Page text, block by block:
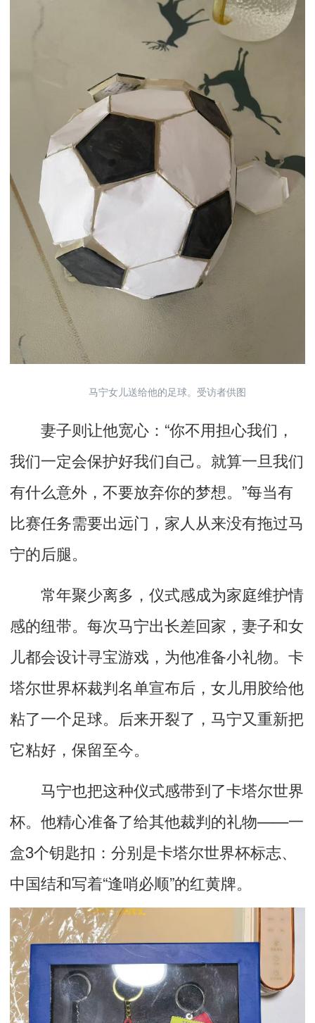
马宁女儿送给他的足球。受访者供图
妻子则让他宽心：“你不用担心我们，
我们一定会保护好我们自己。就算一旦我们
有什么意外，不要放弃你的梦想。”每当有
比赛任务需要出远门，家人从来没有拖过马
宁的后腿。
常年聚少离多，仪式感成为家庭维护情
感的纽带。每次马宁出长差回家，妻子和女
儿都会设计寻宝游戏，为他准备小礼物。卡
塔尔世界杯裁判名单宣布后，女儿用胶给他
粘了一个足球。后来开裂了，马宁又重新把
它粘好，保留至今。
马宁也把这种仪式感带到了卡塔尔世界
杯。他精心准备了给其他裁判的礼物——一
盒3个钥匙扣：分别是卡塔尔世界杯标志、
中国结和写着“逢哨必顺”的红黄牌。